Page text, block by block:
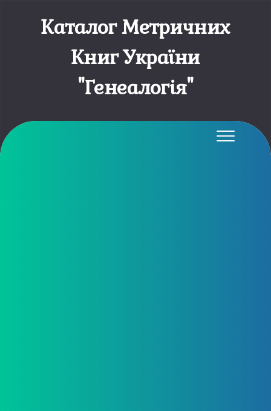
Каталог Метричних
Книг України
"Генеалогія"